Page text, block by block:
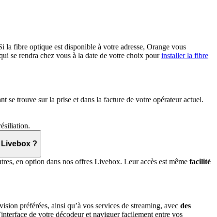
la fibre optique est disponible à votre adresse, Orange vous
se rendra chez vous à la date de votre choix pourinstaller la fibre
se trouve sur la prise et dans la facture de votre opérateur actuel.
?
en option dans nos offres Livebox. Leur accès est même facilité
préférées, ainsi qu’à vos services de streaming, avec des
de votre décodeur et naviguer facilement entre vos